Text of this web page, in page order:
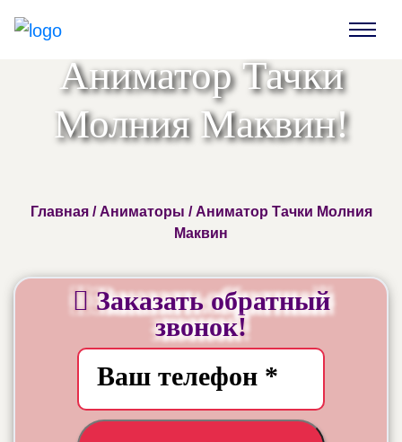
Аниматор Тачки
Молния Маквин!
Главная/Аниматоры / Аниматор Тачки Молния
Маквин
Заказать обратный
звонок!